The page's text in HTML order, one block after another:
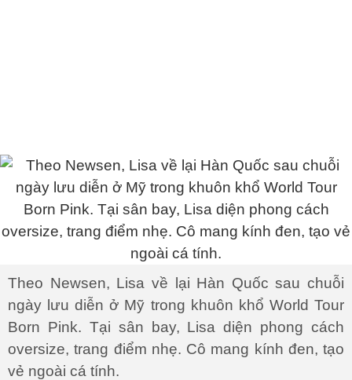
Theo Newsen, Lisa về lại Hàn Quốc sau chuỗi
ngày lưu diễn ở Mỹ trong khuôn khổ World Tour
Born Pink. Tại sân bay, Lisa diện phong cách
oversize, trang điểm nhẹ. Cô mang kính đen, tạo
vẻ ngoài cá tính.